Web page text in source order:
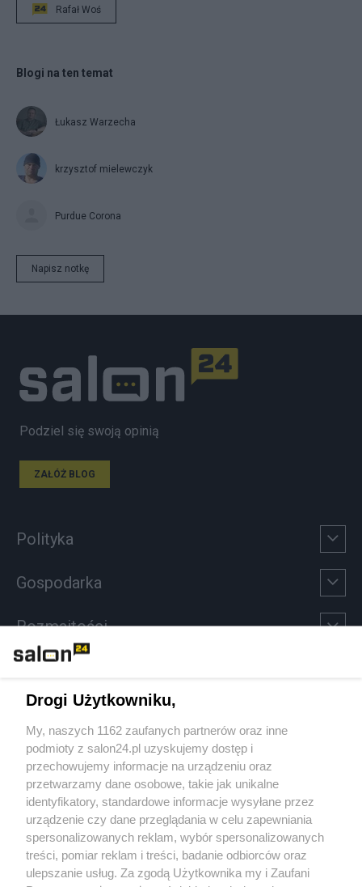
Rafał Woś
Blogi na ten temat
Łukasz Warzecha
krzysztof mielewczyk
Purdue Corona
Napisz notkę
Podziel się swoją opinią
ZAŁÓŻ BLOG
Polityka
Gospodarka
Rozmaitości
Sport
Społeczeństwo
Kultura
X Facebook Instagram Youtube
Drogi Użytkowniku,
My, naszych 1162 zaufanych partnerów oraz inne
podmioty z salon24.pl uzyskujemy dostęp i
przechowujemy informacje na urządzeniu oraz
przetwarzamy dane osobowe, takie jak unikalne
identyfikatory, standardowe informacje wysyłane przez
urządzenie czy dane przeglądania w celu zapewniania
spersonalizowanych reklam, wybór spersonalizowanych
treści, pomiar reklam i treści, badanie odbiorców oraz
ulepszanie usług. Za zgodą Użytkownika my i Zaufani